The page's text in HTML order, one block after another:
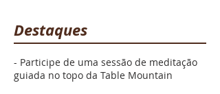
Destaques
- Participe de uma sessão de meditação
guiada no topo da Table Mountain